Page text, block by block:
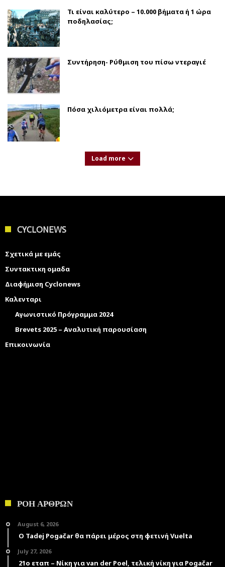
Τι είναι καλύτερο – 10.000 βήματα ή 1 ώρα
ποδηλασίας;
Συντήρηση- Ρύθμιση του πίσω ντεραγιέ
Πόσα χιλιόμετρα είναι πολλά;
Load more
CYCLONEWS
Σχετικά με εμάς
Συντακτικη ομαδα
Διαφήμιση Cyclonews
Καλενταρι
Αγωνιστικό Πρόγραμμα 2024
Brevets 2025 – Αναλυτική παρουσίαση
Επικοινωνία
ΡΟΗ ΑΡΘΡΩΝ
August 6, 2026
Ο Tadej Pogačar θα πάρει μέρος στη φετινή Vuelta
July 27, 2026
21ο εταπ – Νίκη για van der Poel, τελική νίκη για Pogačar